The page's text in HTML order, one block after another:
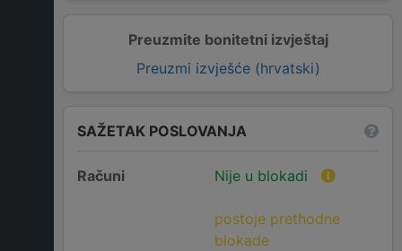
Preuzmite bonitetni izvještaj
Preuzmi izvješće (hrvatski)
SAŽETAK POSLOVANJA
Računi Nije u blokadi
postoje prethodne
blokade